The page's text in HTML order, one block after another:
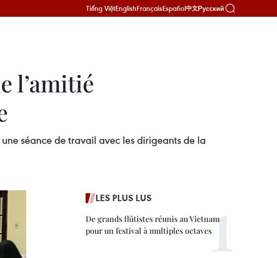
Tiếng ViệtEnglishFrançaisEspañol中文Русский
l’amitié
séance de travail avec les dirigeants de la
LES PLUS LUS
De grands flûtistes réunis au Vietnam
pour un festival à multiples octaves